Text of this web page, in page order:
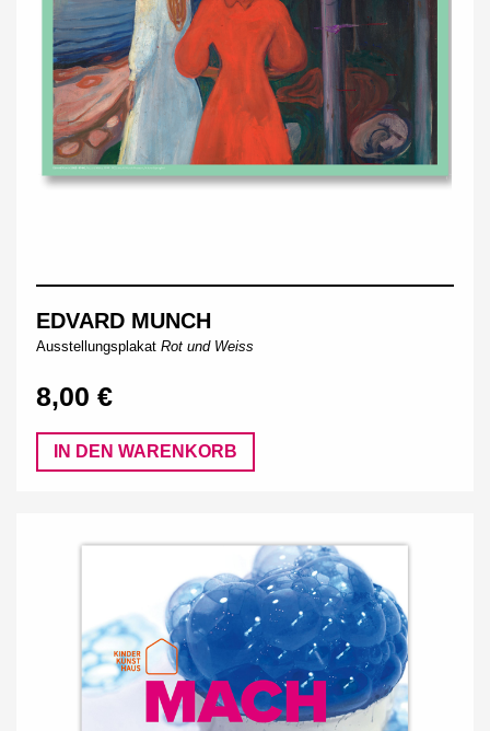
EDVARD MUNCH
Ausstellungsplakat Rot und Weiss
8,00 €
IN DEN WARENKORB